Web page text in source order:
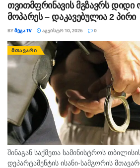
თვითმფრინავის მგზავრს დიდი
მოპარეს – დაკავებულია 2 პირი
BYᲛᲔᲒᲐ TV ᲐᲒᲕᲘᲡᲢᲝ 10, 2026 0
ᲛᲗᲐᲕᲐᲠᲘ
შინაგან საქმეთა სამინისტროს
დეპარტამენტის ისანი-სამგორის